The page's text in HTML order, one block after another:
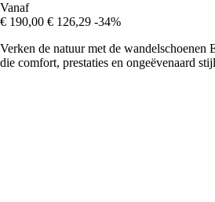
Vanaf
€ 190,00 € 126,29 -34%
Verken de natuur met de
die comfort, prestaties en ongeëvenaard